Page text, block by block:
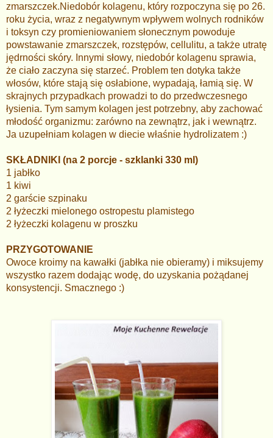
zmarszczek.Niedobór kolagenu, który rozpoczyna się po 26.
roku życia, wraz z negatywnym wpływem wolnych rodników
i toksyn czy promieniowaniem słonecznym powoduje
powstawanie zmarszczek, rozstępów, cellulitu, a także utratę
jędrności skóry. Innymi słowy, niedobór kolagenu sprawia,
że ciało zaczyna się starzeć. Problem ten dotyka także
włosów, które stają się osłabione, wypadają, łamią się. W
skrajnych przypadkach prowadzi to do przedwczesnego
łysienia. Tym samym kolagen jest potrzebny, aby zachować
młodość organizmu: zarówno na zewnątrz, jak i wewnątrz.
Ja uzupełniam kolagen w diecie właśnie hydrolizatem :)
SKŁADNIKI (na 2 porcje - szklanki 330 ml)
1 jabłko
1 kiwi
2 garście szpinaku
2 łyżeczki mielonego ostropestu plamistego
2 łyżeczki kolagenu w proszku
PRZYGOTOWANIE
Owoce kroimy na kawałki (jabłka nie obieramy) i miksujemy
wszystko razem dodając wodę, do uzyskania pożądanej
konsystencji. Smacznego :)